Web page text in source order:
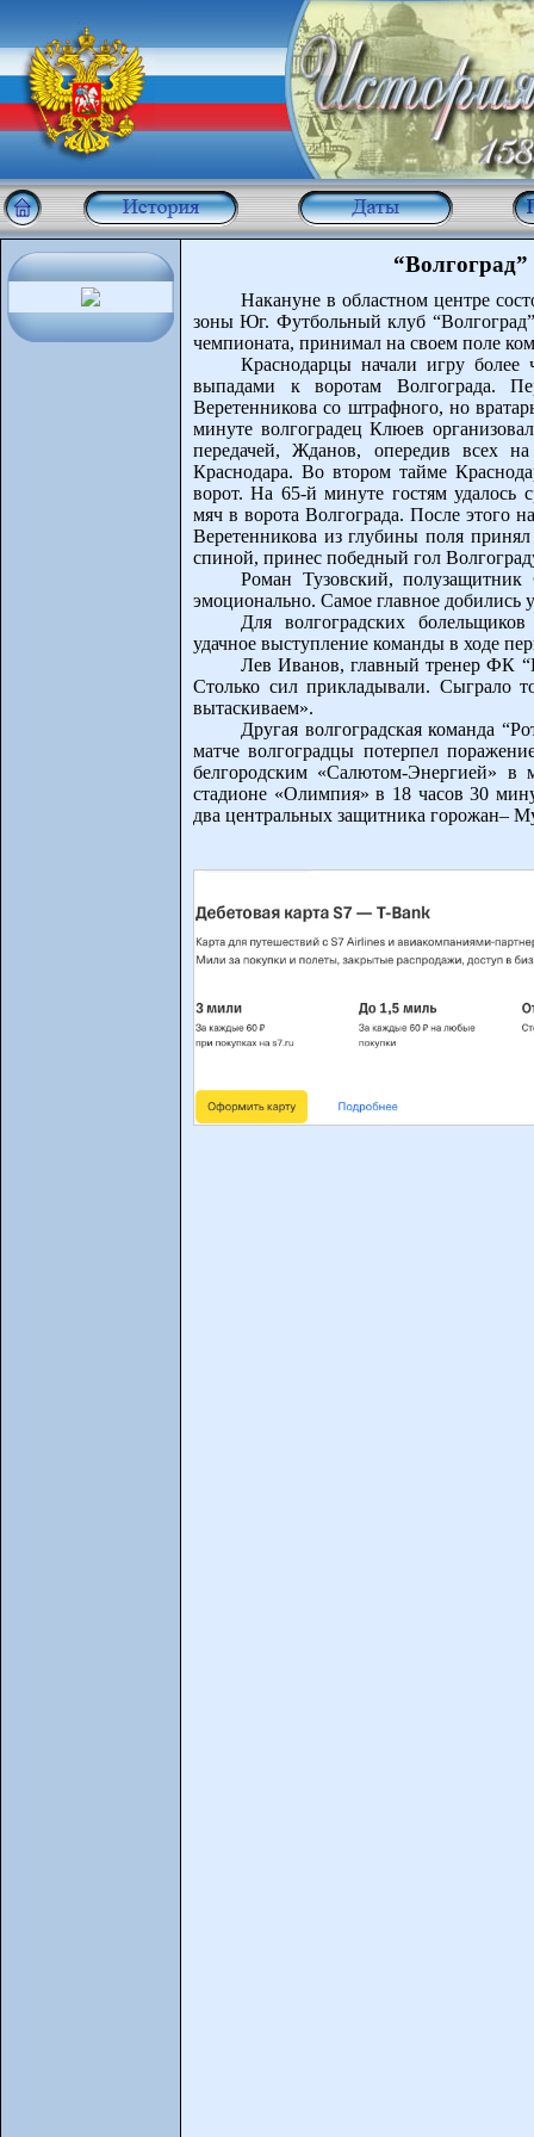
Накануне в областном центре
зоны Юг. Футбольный клуб
чемпионата, принимал на своем поле
Краснодарцы начали игру более
выпадами к воротам Волгограда.
Веретенникова со штрафного, но
минуте волгоградец Клюев
передачей, Жданов, опередив всех
Краснодара. Во втором тайме
ворот. На 65-й минуте гостям удалось
мяч в ворота Волгограда. После этого
Веретенникова из глубины поля
спиной, принес победный гол
Роман Тузовский,
эмоционально. Самое главное добились
Для волгоградских
удачное выступление команды в ходе
Лев Иванов, главный тренер ФК
Столько сил прикладывали. Сыграло
вытаскиваем».
Другая волгоградская команда
матче волгоградцы потерпел
белгородским «Салютом-Энергией»
стадионе «Олимпия» в 18 часов 30
два центральных защитника горожан–